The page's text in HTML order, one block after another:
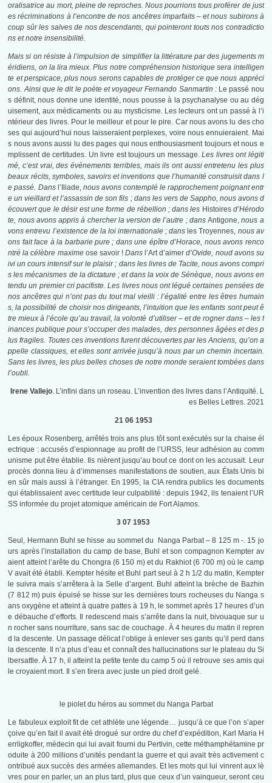
oralisatrice au mort, pleine de reproches. Nous pourrions tous proférer de just
es récriminations à l’encontre de nos ancêtres imparfaits – et nous subirons à
coup sûr les salves de nos descendants, qui pointeront touts nos contradictio
ns et notre insensibilité.
Mais si on résiste à l’impulsion de simplifier la littérature par des jugements m
éridiens, on la lira mieux. Plus notre compréhension historique sera intelligen
te et perspicace, plus nous serons capables de protéger ce que nous appréci
ons. Ainsi que le dit le poète et voyageur Fernando Sanmartin : Le passé nou
s définit, nous donne une identité, nous pousse à la psychanalyse ou au dég
uisement, aux médicaments ou au mysticisme. Les lecteurs ont un passé à l’i
ntérieur des livres. Pour le meilleur et pour le pire. Car nous avons lu des cho
ses qui aujourd’hui nous laisseraient perplexes, voire nous ennuieraient. Mai
s nous avons aussi lu des pages qui nous enthousiasment toujours et nous e
mplissent de certitudes. Un livre est toujours un message.Les livres ont légiti
mé, c’est vrai, des événements terribles, mais ils ont aussi entretenu les plus
beaux récits, symboles, savoirs et inventions que l’humanité construisit dans l
e passé. Dans l’Iliade, nous avons contemplé le rapprochement poignant entr
e un vieillard et l’assassin de son fils ; dans les vers de Sappho, nous avons d
écouvert que le désir est une forme de rébellion ; dans les Histoires d’Hérodo
te, nous avons appris à chercher la version de l’autre ; dansAntigone, nous a
vons entrevu l’existence de la loi internationale ; dans les Troyennes, nous av
ons fait face à la barbarie pure ; dans une épître d’Horace, nous avons renco
ntré la célèbre maxime ose savoir !Dans l’Art d’aimerd’Ovide, noud avons su
ivi un cours intensif sur le plaisir ; dans les livres de Tacite, nous avons compri
s les mécanismes de la dictature ; et dans la voix de Sénèque, nous avons en
tendu un premier cri pacifiste. Les livres nous ont légué certaines pensées de
nos ancêtres qui n’ont pas du tout mal vieilli : l’égalité entre les êtres humain
s, la possibilité de choisir nos dirigeants, l’intuition que les enfants sont peut ê
tre mieux à l’école qu’au travail, la volonté d’utiliser – et de rogner dans – les f
inances publique pour s’occuper des malades, des personnes âgées et des p
lus fragiles. Toutes ces inventions furent découvertes par les Anciens, qu’on a
ppelle classiques, et elles sont arrivée jusqu’à nous par un chemin incertain.
Sans les livres, les plus belles choses de notre monde seraient tombées dans
l’oubli.
Irene Vallejo. L’infini dans un roseau. L’invention des livres dans l’Antiquité. L
es Belles Lettres. 2021
21 06 1953
Les époux Rosenberg, arrêtés trois ans plus tôt sont exécutés sur la chaise él
ectrique : accusés d’espionnage au profit de l’URSS, leur adhésion au comm
unisme put être établie. Ils nièrent jusqu’au bout ce dont on les accusait. Leur
procès donna lieu à d’immenses manifestations de soutien, aux États Unis bi
en sûr mais aussi à l’étranger. En 1995, la CIA rendra publics les documents
qui établissaient avec certitude leur culpabilité : depuis 1942, ils tenaient l’UR
SS informée du projet atomique américain de Fort Alamos.
3 07 1953
Seul, Hermann Buhl se hisse au sommet du Nanga Parbat – 8 125 m -. 15 jo
urs après l’installation du camp de base, Buhl et son compagnon Kempter av
aient atteint l’arête du Chongra (6 150 m) et du Rakhiot (6 700 m) où le camp
V avait été établi. Kempter hésite et Buhl part seul à 2 h 1/2 du matin, Kempter
le suivra mais s’arrêtera à la Selle d’argent. Buhl atteint la brèche de Bazhin
(7 812 m) puis épuisé se hisse sur les dernières tours rocheuses du Nanga s
ans oxygène et atteint à quatre pattes à 19 h, le sommet après 17 heures d’un
e débauche d’efforts. Il redescend mais s’arrête dans la nuit, bivouaque sur u
n rocher sans nourriture, sans sac de couchage. À 4 heures du matin il repren
d la descente. Un passage délicat l’oblige à enlever ses gants qu’il perd dans
la descente. Il n’a plus d’eau et connaît des hallucinations sur le plateau du Si
lbersattle. À 17 h, il atteint la petite tente du camp 5 où il retrouve ses amis qui
le croyaient mort. Il s’en tirera avec juste un pied droit gelé.
le piolet du héros au sommet du Nanga Parbat
Le fabuleux exploit fit de cet athlète une légende… jusqu’à ce que l’on s’aper
çoive qu’en fait il avait été drogué sur ordre du chef d’expédition, Karl Maria H
errligkoffer, médecin qui lui avait fourni du Pertivin, cette méthamphétamine pr
oduite à 200 millions d’unités pendant la guerre et qui avait très activement c
ontribué aux succès des armées allemandes. Et les mots qui lui vinrent aux lè
vres pour en parler, un an plus tard, plus que ceux d’un vainqueur, seront ceu